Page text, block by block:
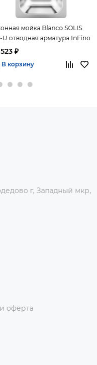
мойка Blanco SOLIS
U отводная арматура InFino
сталь
₽
В корзину
г, Западный мкр,
оферта